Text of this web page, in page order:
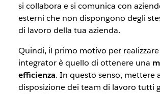
si collabora e si comunica con
esterni che non dispongono degli
di lavoro della tua azienda.
Quindi, il primo motivo per
integratorè quello di ottenere una
efficienza. In questo senso, mettere
disposizione dei team di lavoro tutti